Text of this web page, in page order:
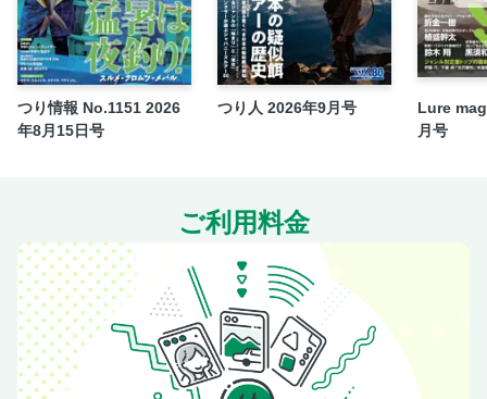
THE LAST ONE 安間佐千／瑞牆山大ヤスリ岩「最後の者」
の３年間 文◎寺倉 力
ROSKILDE FESTIVAL, NON PROFIT EVENT デンマーク・
ロスキレフェスティバル 文◎滝沢守生
KEMONOMICHI ケモノ道 責任編集◎遠藤 昇
ADDICTED TO RUN 村井絢子／トレイルランと白昼夢と
文◎泥谷範幸
RIDE THE EARTH 10th Anniversary!! 13年間10回の「地球
を滑る旅」 文◎伊藤俊明
Tres Amigos en PATAGONIA 地の果てパタゴニア 馬と雪の
旅 文◎ホーボージュン
つり情報 No.1151 2026
年8月15日号
つり人 2026年9月号
Lure
月号
ご利用料金